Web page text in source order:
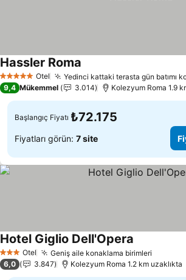
5 Yıldız Otel Yedinci kattaki terasta gün batımı
Hassler Roma
9,4 Mükemmel 3.014 Kolezyum Roma 1.9
Başlangıç Fiyatı ₺72.175
Fiyatları görün: 7 site
3 YıldızOtel Geniş aile konaklama birimleri
Hotel Giglio Dell'Opera
6,0 3.847 Kolezyum Roma 1.2 km uzaklıkta